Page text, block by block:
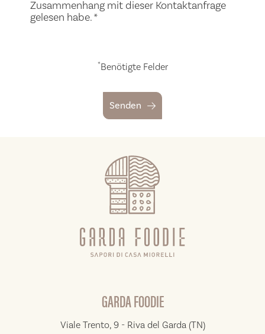
Zusammenhang mit dieser Kontaktanfrage
gelesen habe.*
*Benötigte Felder
Senden
GARDA FOODIE
Viale Trento, 9 - Riva del Garda (TN)